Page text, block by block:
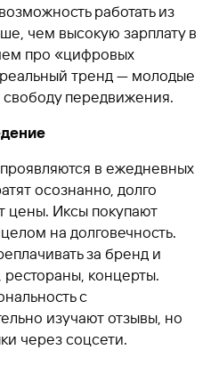
работать из
чем высокую зарплату в
про «цифровых
тренд — молодые
передвижения.
в ежедневных
осознанно, долго
цены. Иксы покупают
на долговечность.
за бренд и
рестораны, концерты.
с
изучают отзывы, но
через соцсети.